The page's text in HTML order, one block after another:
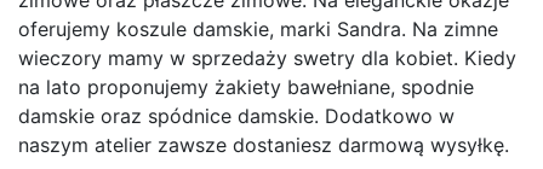
oferujemy koszule damskie, marki Sandra. Na zimne
wieczory mamy w sprzedaży swetry dla kobiet. Kiedy
na lato proponujemy żakiety bawełniane, spodnie
damskie oraz spódnice damskie. Dodatkowo w
naszym atelier zawsze dostaniesz darmową wysyłkę.